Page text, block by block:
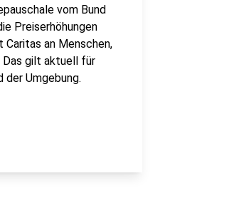
vom Bund
Preiserhöhungen
an Menschen,
Das gilt aktuell für
der Umgebung.